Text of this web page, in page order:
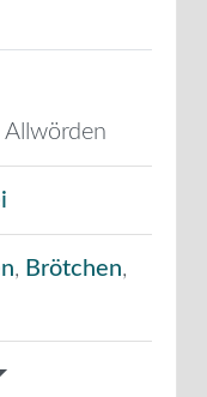
, Brötchen,